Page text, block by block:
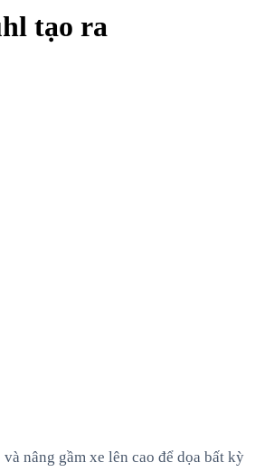
tạo ra
nâng gầm xe lên cao để dọa bất kỳ